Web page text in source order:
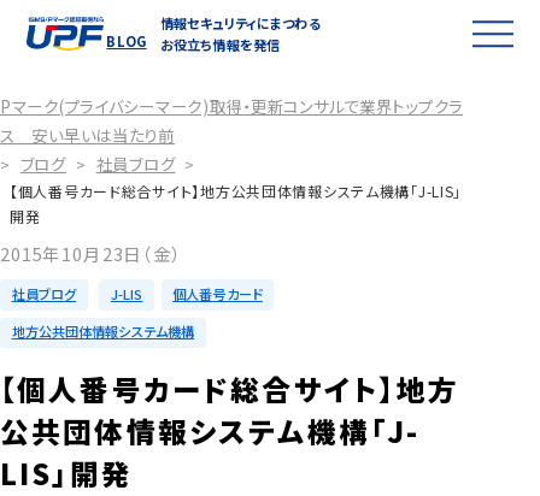
BLOG
情報セキュリティにまつわる
お役立ち情報を発信
Pマーク(プライバシーマーク)取得・更新コンサルで業界トップクラ
ス 安い早いは当たり前
> ブログ > 社員ブログ >
【個人番号カード総合サイト】地方公共団体情報システム機構「J-LIS」
開発
社員ブログ J-LIS
個人番号カード
地方公共団体情報システム機構
2015年10月23日（金）
【個人番号カード総合サイト】地方
公共団体情報システム機構「J-
LIS」開発